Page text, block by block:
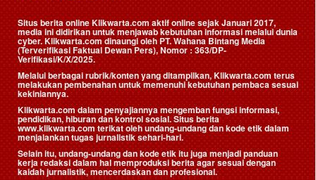
Situs berita online Klikwarta.com aktif online sejak Januari 2017,
media ini didirikan untuk menjawab kebutuhan informasi melalui dunia
cyber. Klikwarta.com dinaungi oleh PT. Wahana Bintang Media
(Terverifikasi Faktual Dewan Pers), Nomor : 363/DP-
Verifikasi/K/X/2025.
Melalui berbagai rubrik/konten yang ditampilkan, Klikwarta.com terus
melakukan pembenahan untuk memenuhi kebutuhan pembaca sesuai
kekiniannya.
Klikwarta.com dalam penyajiannya mengemban fungsi informasi,
pendidikan, hiburan dan kontrol sosial. Situs berita
www.klikwarta.com terikat oleh undang-undang dan kode etik dalam
menjalankan tugas jurnalistik sehari-hari.
Selain itu, undang-undang dan kode etik itu juga menjadi panduan
kerja redaksi dalam hal memproduksi berita agar sesuai dengan
kaidah jurnalistik, mencerdaskan dan profesional.